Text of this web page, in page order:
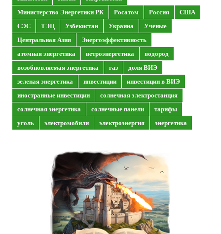
Министерство Энергетики РК
Росатом Россия
США
СЭС
ТЭЦ Узбекистан Украина
Ученые
Центральная Азия
Энергоэффективность
атомная энергетика
ветроэнергетика
водород
возобновляемая энергетика
газ
доля ВИЭ
зеленая энергетика
инвестиции
инвестиции в ВИЭ
иностранные инвестиции
солнечная электростанция
солнечная энергетика
солнечные панели
тарифы
уголь
электромобили электроэнергия энергетика